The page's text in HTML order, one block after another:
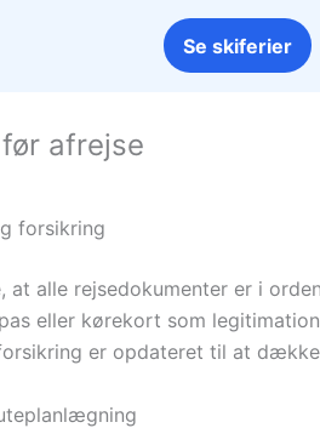
Se skiferier
afrejse
forsikring
at alle rejsedokumenter er i
eller kørekort som
er opdateret til at